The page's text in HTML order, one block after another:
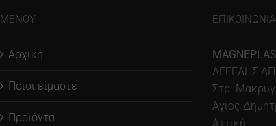
ΜΕΝΟΎ
Αρχική
Ποιοι είμαστε
Προϊόντα
ΕΠΙΚΟΙΝΩΝΊΑ
ΑΓΓΕΛΗΣ
Στρ.
Άγιος
Αττική